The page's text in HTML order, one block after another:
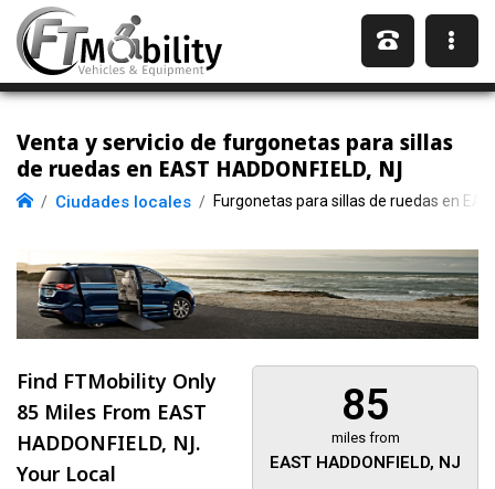
Venta y servicio de furgonetas para sillas
de ruedas en EAST HADDONFIELD, NJ
Ciudades locales Furgonetas para sillas de ruedas en
85
miles from
EAST HADDONFIELD, NJ
Find FTMobility Only
85 Miles From EAST
HADDONFIELD, NJ.
Your Local